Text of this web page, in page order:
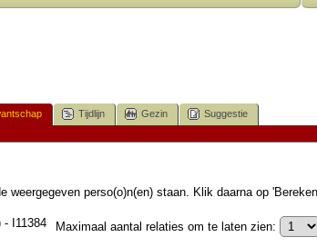
Tijdlijn Gezin Suggestie
perso(o)n(en) staan. Klik daarna op
- I11384
Maximaal aantal relaties om te laten zien: